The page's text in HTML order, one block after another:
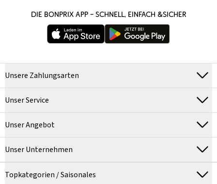
DIE BONPRIX APP – SCHNELL, EINFACH &SICHER
Unsere Zahlungsarten
Unser Service
Unser Angebot
Unser Unternehmen
Topkategorien / Saisonales